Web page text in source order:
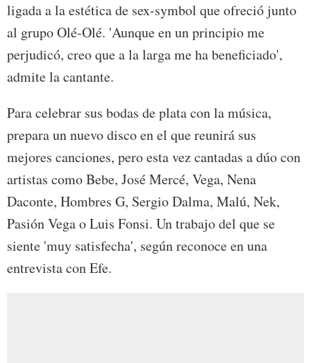
ligada a la estética de sex-symbol que ofreció junto
al grupo Olé-Olé. 'Aunque en un principio me
perjudicó, creo que a la larga me ha beneficiado',
admite la cantante.
Para celebrar sus bodas de plata con la música,
prepara un nuevo disco en el que reunirá sus
mejores canciones, pero esta vez cantadas a dúo con
artistas como Bebe, José Mercé, Vega, Nena
Daconte, Hombres G, Sergio Dalma, Malú, Nek,
Pasión Vega o Luis Fonsi. Un trabajo del que se
siente 'muy satisfecha', según reconoce en una
entrevista con Efe.